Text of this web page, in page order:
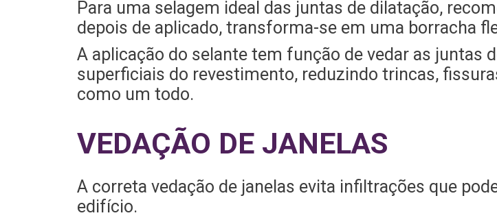
Para uma selagem ideal das juntas de dilatação,
depois de aplicado, transforma-se em uma borracha
A aplicação do selante tem função de vedar as juntas
superficiais do revestimento, reduzindo trincas,
como um todo.
VEDAÇÃO DE JANELAS
A correta vedação de janelas evita infiltrações que
edifício.